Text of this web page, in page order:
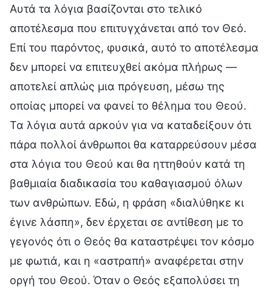
Αυτά τα λόγια βασίζονται στο τελικό
αποτέλεσμα που επιτυγχάνεται από τον Θεό.
Επί του παρόντος, φυσικά, αυτό το αποτέλεσμα
δεν μπορεί να επιτευχθεί ακόμα πλήρως —
αποτελεί απλώς μια πρόγευση, μέσω της
οποίας μπορεί να φανεί το θέλημα του Θεού.
Τα λόγια αυτά αρκούν για να καταδείξουν ότι
πάρα πολλοί άνθρωποι θα καταρρεύσουν μέσα
στα λόγια του Θεού και θα ηττηθούν κατά τη
βαθμιαία διαδικασία του καθαγιασμού όλων
των ανθρώπων. Εδώ, η φράση «διαλύθηκε κι
έγινε λάσπη», δεν έρχεται σε αντίθεση με το
γεγονός ότι ο Θεός θα καταστρέψει τον κόσμο
με φωτιά, και η «αστραπή» αναφέρεται στην
οργή του Θεού. Όταν ο Θεός εξαπολύσει τη